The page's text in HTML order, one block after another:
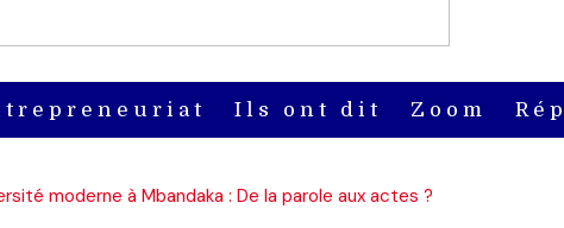
Ils ont dit Zoom
moderne à Mbandaka : De la parole aux actes ?